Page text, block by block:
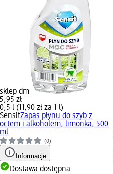
sklep dm
5,95 zł
0,5 l (11,90 zł za 1 l)
SensitZapas płynu do szyb z
octem i alkoholem, limonka, 500
ml
(0)
Informacje
Dostawa dostępna